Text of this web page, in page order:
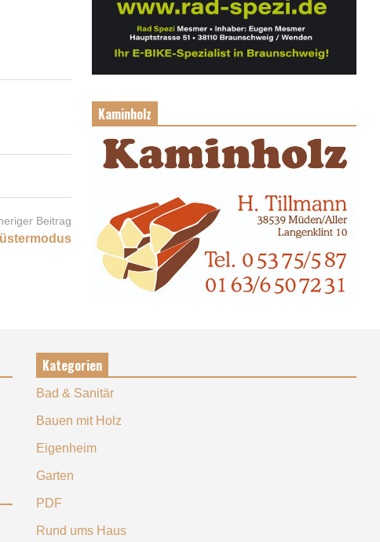
Beitrag
Kaminholz
Kategorien
Bad & Sanitär
Bauen mit Holz
Eigenheim
Garten
PDF
Rund ums Haus